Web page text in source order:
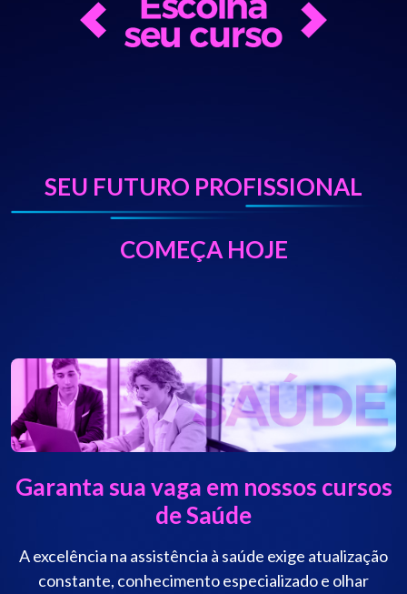
SEU FUTURO PROFISSIONAL
COMEÇA HOJE
Garanta sua vaga em nossos cursos
de Saúde
A excelência na assistência à saúde exige atualização
constante, conhecimento especializado e olhar